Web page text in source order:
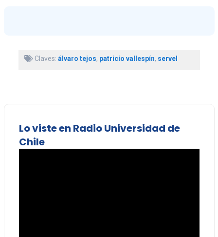
Claves: álvaro tejos, patricio vallespín, servel
Lo viste en Radio Universidad de
Chile